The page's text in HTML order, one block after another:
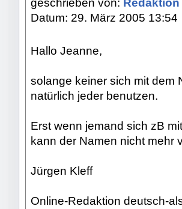
geschrieben von: Redaktion
Datum: 29. März 2005 13:54
Hallo Jeanne,
solange keiner sich mit dem
natürlich jeder benutzen.
Erst wenn jemand sich zB
kann der Namen nicht mehr
Jürgen Kleff
Online-Redaktion deutsch-